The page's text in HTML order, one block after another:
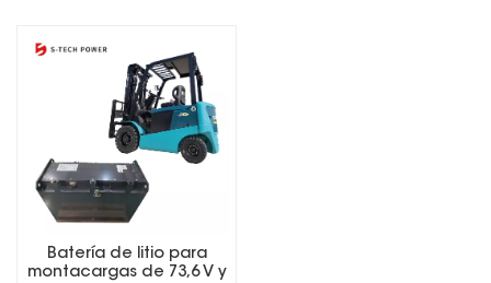
Batería de litio para
montacargas de 73,6 V y